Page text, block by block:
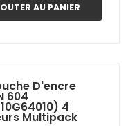
AU PANIER
D'encre
604
4
Multipack